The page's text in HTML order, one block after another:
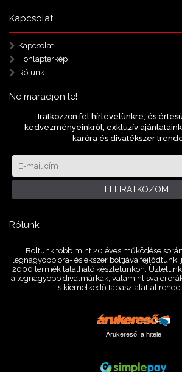
Kapcsolat
Kapcsolat
Honlaptérkép
Rólunk
Ne maradjon le!
Iratkozzon fel hírlevelünkre, és
kedvezményeinkről, exkluzív
karóra és divatékszer
FELIRATKOZOM
Rólunk
Boltunk több mint 20 éves működése
legnagyobb óra- és ékszer boltjává
2000 termék található készletünkön.
a legnagyobb divatmárkák, valamint svájci
is kiemelkedő tapasztalattal
Árukereső, a hitele